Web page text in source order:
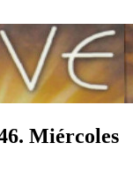
Miércoles